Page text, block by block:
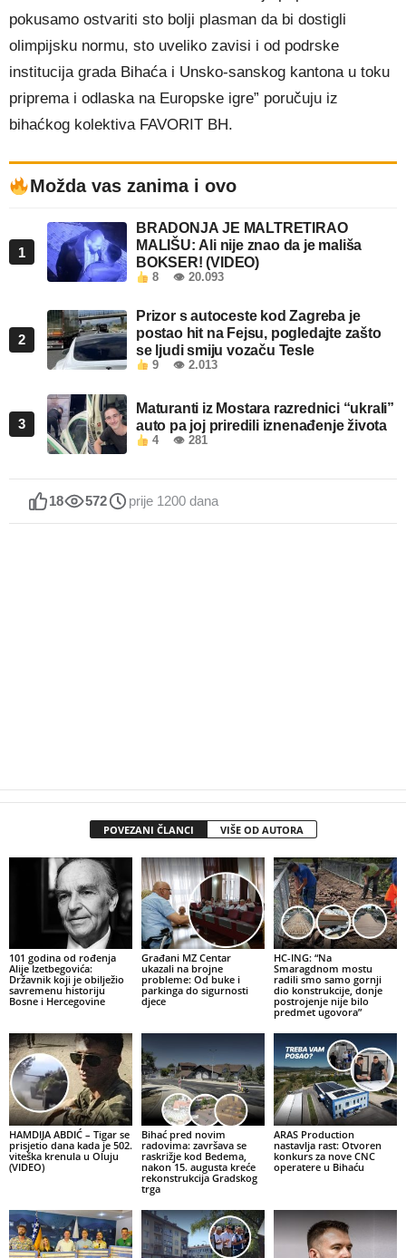
pokusamo ostvariti sto bolji plasman da bi dostigli
olimpijsku normu, sto uveliko zavisi i od podrske
institucija grada Bihaća i Unsko-sanskog kantona u toku
priprema i odlaska na Europske igre” poručuju iz
bihaćkog kolektiva FAVORIT BH.
Možda vas zanima i ovo
1
BRADONJA JE MALTRETIRAO
MALIŠU: Ali nije znao da je mališa
BOKSER! (VIDEO)
8 👁 20.093
2
Prizor s autoceste kod Zagreba je
postao hit na Fejsu, pogledajte zašto
se ljudi smiju vozaču Tesle
9 👁 2.013
3
Maturanti iz Mostara razrednici “ukrali”
auto pa joj priredili iznenađenje života
4 👁 281
18 572 prije 1200 dana
POVEZANI ČLANCI VIŠE OD AUTORA
101 godina od rođenja
Alije Izetbegovića:
Državnik koji je obilježio
savremenu historiju
Bosne i Hercegovine
Građani MZ Centar
ukazali na brojne
probleme: Od buke i
parkinga do sigurnosti
djece
HC-ING: “Na
Smaragdnom mostu
radili smo samo gornji
dio konstrukcije, donje
postrojenje nije bilo
predmet ugovora”
HAMDIJA ABDIĆ – Tigar se
prisjetio dana kada je 502.
viteška krenula u Oluju
(VIDEO)
Bihać pred novim
radovima: završava se
raskrižje kod Bedema,
nakon 15. augusta kreće
rekonstrukcija Gradskog
trga
ARAS Production
nastavlja rast: Otvoren
konkurs za nove CNC
operatere u Bihaću